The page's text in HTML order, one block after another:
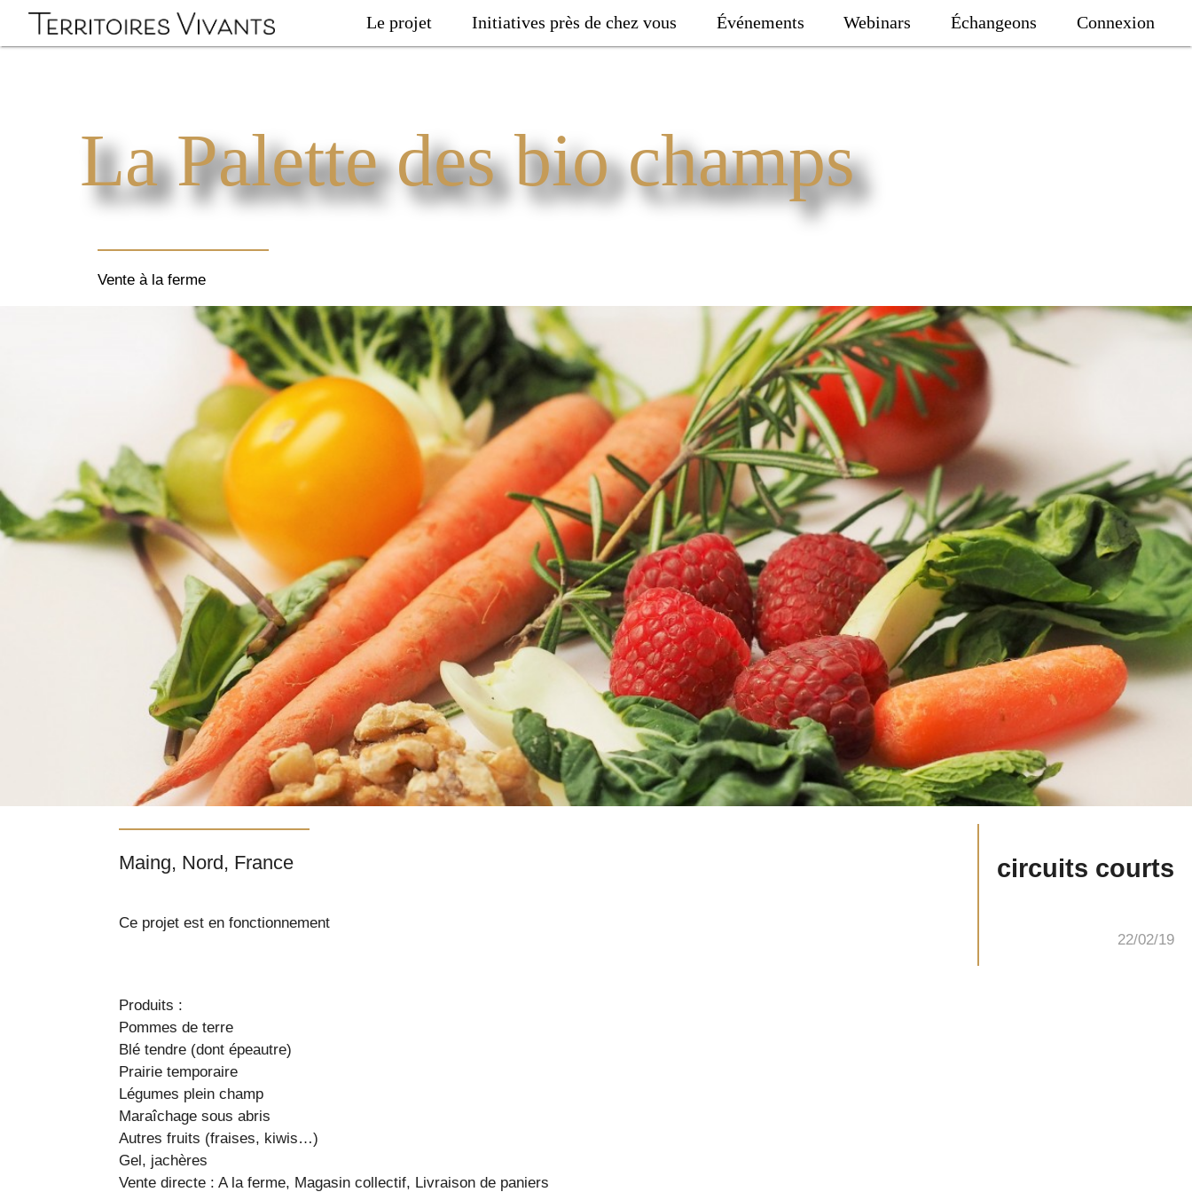
Le projet Initiatives près de chez vous Événements Webinars Échangeons Connexion
La Palette des bio champs
Vente à la ferme
22/02/19
circuits courts
Maing, Nord, France
Ce projet est en fonctionnement
Produits :
Pommes de terre
Blé tendre (dont épeautre)
Prairie temporaire
Légumes plein champ
Maraîchage sous abris
Autres fruits (fraises, kiwis…)
Gel, jachères
Vente directe : A la ferme, Magasin collectif, Livraison de paniers